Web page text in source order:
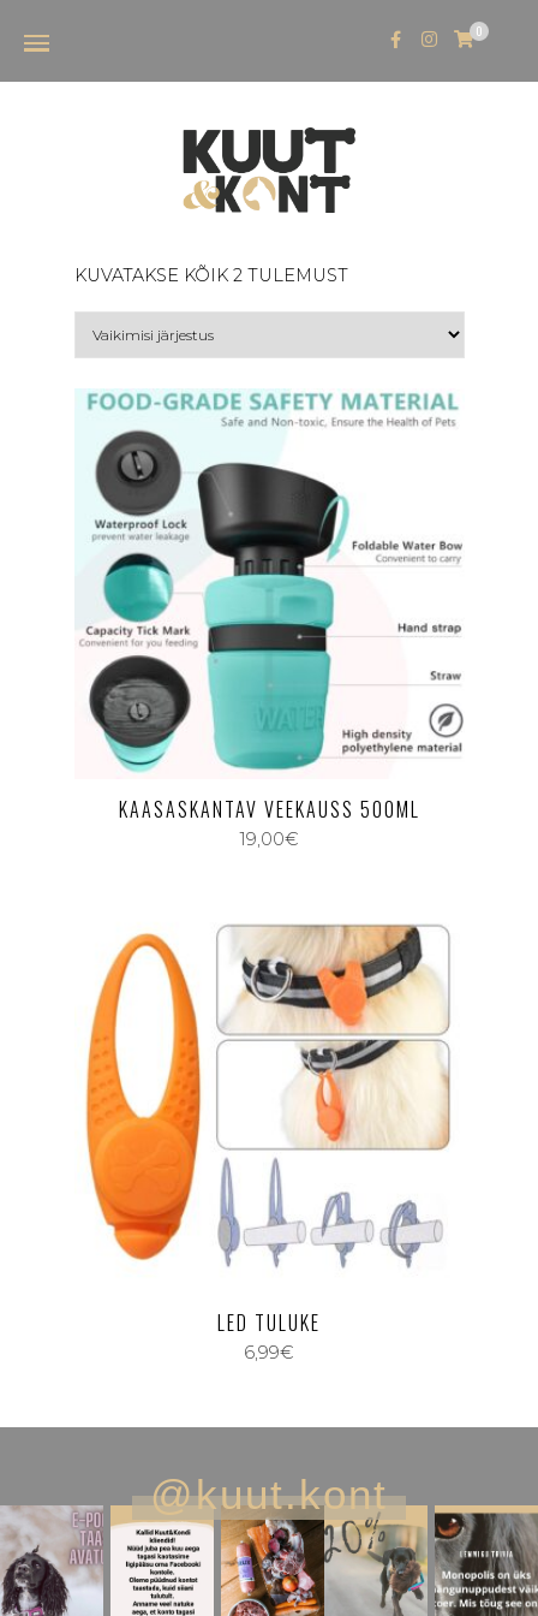
0
KUVATAKSE KÕIK 2 TULEMUST
KAASASKANTAV VEEKAUSS 500ML
19,00€
LED TULUKE
6,99€
@kuut.kont